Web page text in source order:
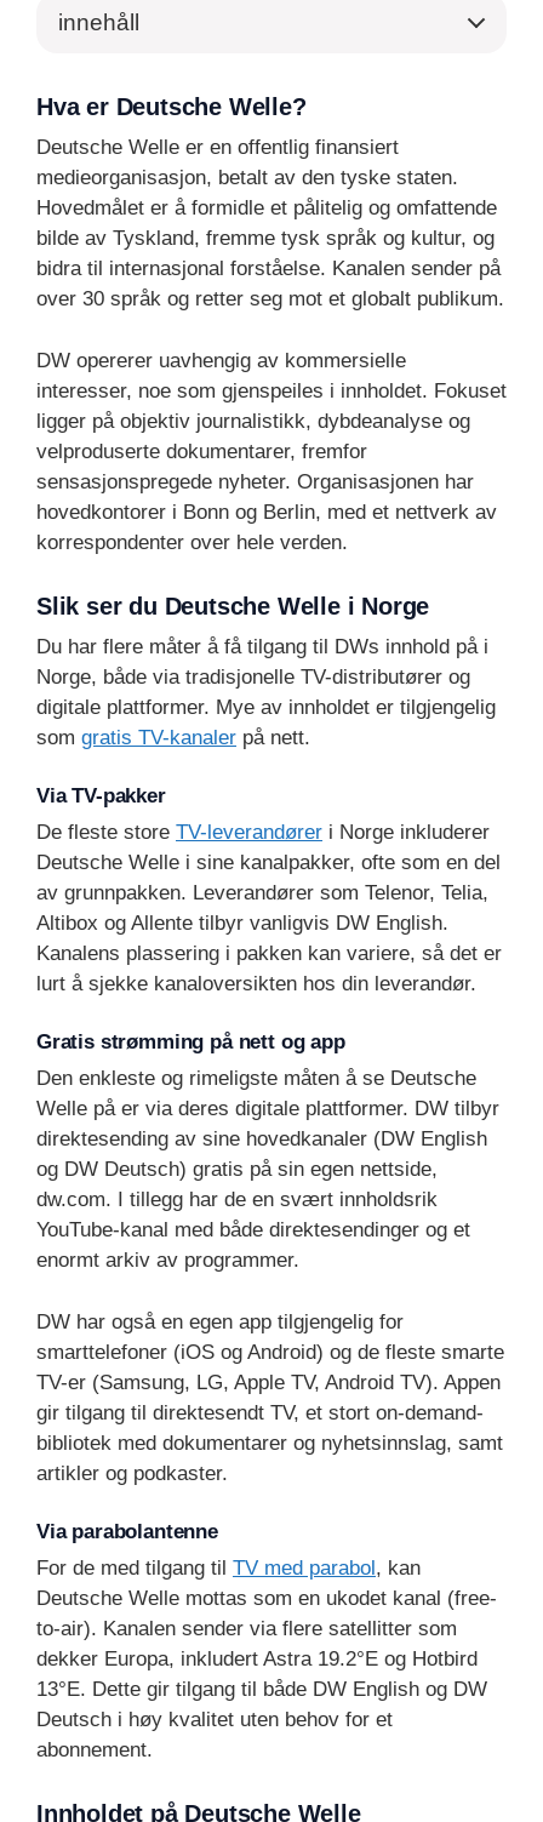
innehåll
Hva er Deutsche Welle?
Deutsche Welle er en offentlig finansiert
medieorganisasjon, betalt av den tyske staten.
Hovedmålet er å formidle et pålitelig og omfattende
bilde av Tyskland, fremme tysk språk og kultur, og
bidra til internasjonal forståelse. Kanalen sender på
over 30 språk og retter seg mot et globalt publikum.
DW opererer uavhengig av kommersielle
interesser, noe som gjenspeiles i innholdet. Fokuset
ligger på objektiv journalistikk, dybdeanalyse og
velproduserte dokumentarer, fremfor
sensasjonspregede nyheter. Organisasjonen har
hovedkontorer i Bonn og Berlin, med et nettverk av
korrespondenter over hele verden.
Slik ser du Deutsche Welle i Norge
Du har flere måter å få tilgang til DWs innhold på i
Norge, både via tradisjonelle TV-distributører og
digitale plattformer. Mye av innholdet er tilgjengelig
som gratis TV-kanaler på nett.
Via TV-pakker
De fleste store TV-leverandører i Norge inkluderer
Deutsche Welle i sine kanalpakker, ofte som en del
av grunnpakken. Leverandører som Telenor, Telia,
Altibox og Allente tilbyr vanligvis DW English.
Kanalens plassering i pakken kan variere, så det er
lurt å sjekke kanaloversikten hos din leverandør.
Gratis strømming på nett og app
Den enkleste og rimeligste måten å se Deutsche
Welle på er via deres digitale plattformer. DW tilbyr
direktesending av sine hovedkanaler (DW English
og DW Deutsch) gratis på sin egen nettside,
dw.com. I tillegg har de en svært innholdsrik
YouTube-kanal med både direktesendinger og et
enormt arkiv av programmer.
DW har også en egen app tilgjengelig for
smarttelefoner (iOS og Android) og de fleste smarte
TV-er (Samsung, LG, Apple TV, Android TV). Appen
gir tilgang til direktesendt TV, et stort on-demand-
bibliotek med dokumentarer og nyhetsinnslag, samt
artikler og podkaster.
Via parabolantenne
For de med tilgang til TV med parabol, kan
Deutsche Welle mottas som en ukodet kanal (free-
to-air). Kanalen sender via flere satellitter som
dekker Europa, inkludert Astra 19.2°E og Hotbird
13°E. Dette gir tilgang til både DW English og DW
Deutsch i høy kvalitet uten behov for et
abonnement.
Innholdet på Deutsche Welle